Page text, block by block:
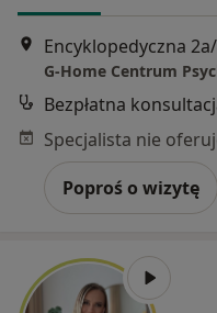
Encyklopedyczna
G-Home Centrum
Poproś o wizytę